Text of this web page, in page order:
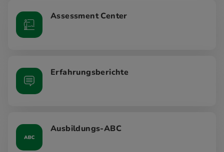
Assessment Center
Erfahrungsberichte
Ausbildungs-ABC